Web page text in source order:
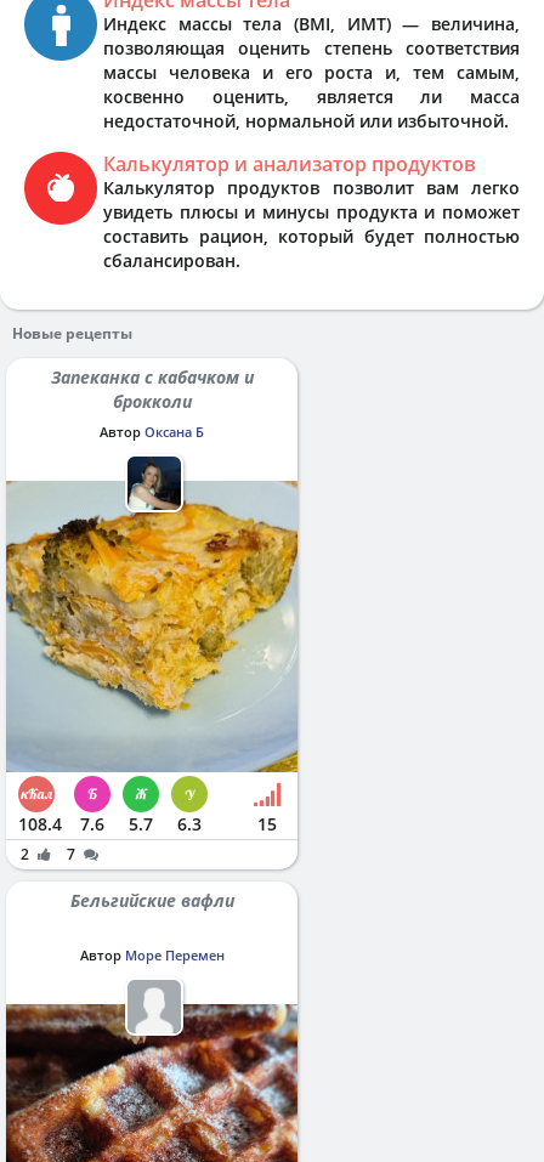
Индекс массы тела (BMI, ИМТ) — величина,
позволяющая оценить степень соответствия
массы человека и его роста и, тем самым,
косвенно оценить, является ли масса
недостаточной, нормальной или избыточной.
Калькулятор и анализатор продуктов
Калькулятор продуктов позволит вам легко
увидеть плюсы и минусы продукта и поможет
составить рацион, который будет полностью
сбалансирован.
Новые рецепты
Запеканка с кабачком и
брокколи
Автор Оксана Б
108.4 7.6 5.7 6.3 15
2 7
Бельгийские вафли
Автор Море Перемен